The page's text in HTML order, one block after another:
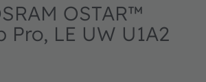
OSTAR™
Pro, LE UW U1A2